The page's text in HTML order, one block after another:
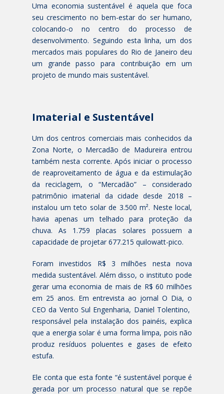
Uma economia sustentável é aquela que foca
seu crescimento no bem-estar do ser humano,
colocando-o no centro do processo de
desenvolvimento. Seguindo esta linha, um dos
mercados mais populares do Rio de Janeiro deu
um grande passo para contribuição em um
projeto de mundo mais sustentável.
Imaterial e Sustentável
Um dos centros comerciais mais conhecidos da
Zona Norte, o Mercadão de Madureira entrou
também nesta corrente. Após iniciar o processo
de reaproveitamento de água e da estimulação
da reciclagem, o “Mercadão” – considerado
patrimônio imaterial da cidade desde 2018 –
instalou um teto solar de 3.500 m². Neste local,
havia apenas um telhado para proteção da
chuva. As 1.759 placas solares possuem a
capacidade de projetar 677.215 quilowatt-pico.
Foram investidos R$ 3 milhões nesta nova
medida sustentável. Além disso, o instituto pode
gerar uma economia de mais de R$ 60 milhões
em 25 anos. Em entrevista ao jornal O Dia, o
CEO da Vento Sul Engenharia, Daniel Tolentino,
responsável pela instalação dos painéis, explica
que a energia solar é uma forma limpa, pois não
produz resíduos poluentes e gases de efeito
estufa.
Ele conta que esta fonte “é sustentável porque é
gerada por um processo natural que se repõe